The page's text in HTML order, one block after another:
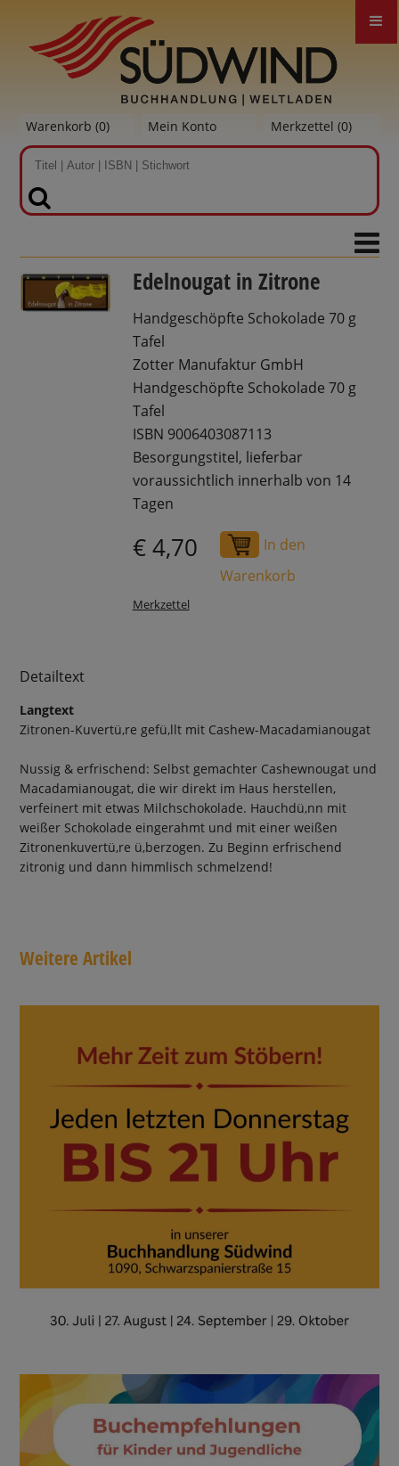
Warenkorb (0) Mein Konto Merkzettel (0)
Edelnougat in Zitrone
Handgeschöpfte Schokolade 70 g
Tafel
Zotter Manufaktur GmbH
Handgeschöpfte Schokolade 70 g
Tafel
ISBN 9006403087113
Besorgungstitel, lieferbar
voraussichtlich innerhalb von 14
Tagen
€ 4,70
In den
Warenkorb
Merkzettel
Detailtext
Langtext
Zitronen-Kuvertü,re gefü,llt mit Cashew-Macadamianougat
Nussig & erfrischend: Selbst gemachter Cashewnougat und
Macadamianougat, die wir direkt im Haus herstellen,
verfeinert mit etwas Milchschokolade. Hauchdü,nn mit
weißer Schokolade eingerahmt und mit einer weißen
Zitronenkuvertü,re ü,berzogen. Zu Beginn erfrischend
zitronig und dann himmlisch schmelzend!
Weitere Artikel